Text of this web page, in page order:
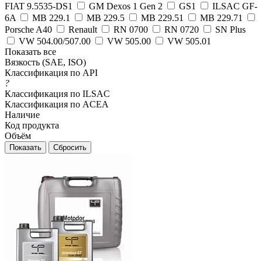
FIAT 9.5535-DS1
GM Dexos 1 Gen 2 GS1
ILSAC GF-
6A
MB 229.1 MB 229.5 MB 229.51
MB 229.71
Porsche A40
Renault RN 0700 RN 0720
SN Plus
VW 504.00/507.00
VW 505.00
VW 505.01
Показать все
Вязкость (SAE, ISO)
Классификация по API
?
Классификация по ILSAC
Классификация по ACEA
Наличие
Код продукта
Объём
Сбросить